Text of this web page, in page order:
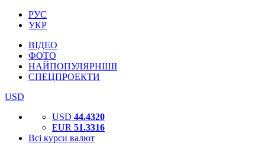
РУС
УКР
ВІДЕО
ФОТО
НАЙПОПУЛЯРНІШІ
СПЕЦПРОЕКТИ
USD
USD 44.4320
EUR 51.3316
Всі курси валют